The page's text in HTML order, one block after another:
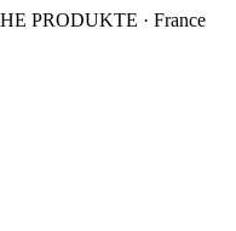
PRODUKTE · France